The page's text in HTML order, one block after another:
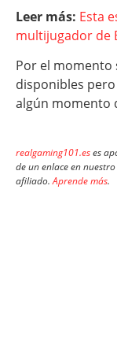
Leer más: Esta
multijugador de
Por el momento
disponibles
algún momento
realgaming101.eses
de un enlace en
afiliado.Aprende más.